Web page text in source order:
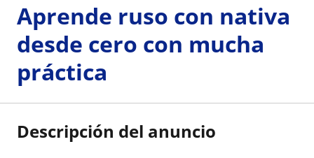
Aprende ruso con nativa
desde cero con mucha
práctica
Descripción del anuncio